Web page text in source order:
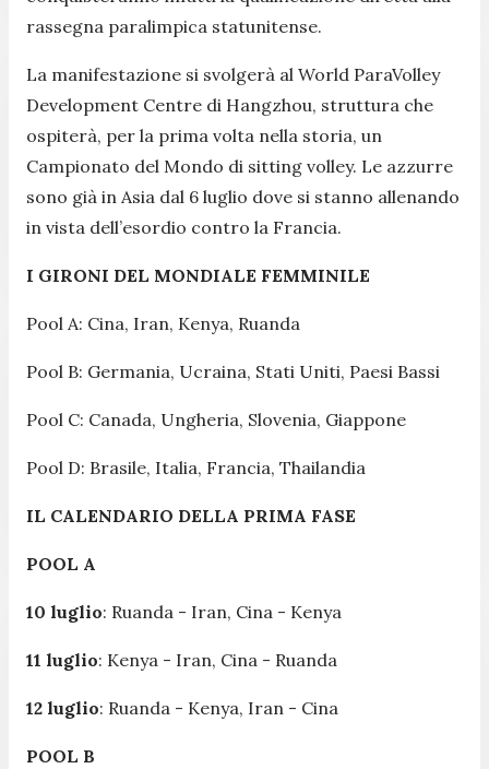
rassegna paralimpica statunitense.
La manifestazione si svolgerà al World ParaVolley
Development Centre di Hangzhou, struttura che
ospiterà, per la prima volta nella storia, un
Campionato del Mondo di sitting volley. Le azzurre
sono già in Asia dal 6 luglio dove si stanno allenando
in vista dell’esordio contro la Francia.
I GIRONI DEL MONDIALE FEMMINILE
Pool A: Cina, Iran, Kenya, Ruanda
Pool B: Germania, Ucraina, Stati Uniti, Paesi Bassi
Pool C: Canada, Ungheria, Slovenia, Giappone
Pool D: Brasile, Italia, Francia, Thailandia
IL CALENDARIO DELLA PRIMA FASE
POOL A
10 luglio: Ruanda - Iran, Cina - Kenya
11 luglio: Kenya - Iran, Cina - Ruanda
12 luglio: Ruanda - Kenya, Iran - Cina
POOL B